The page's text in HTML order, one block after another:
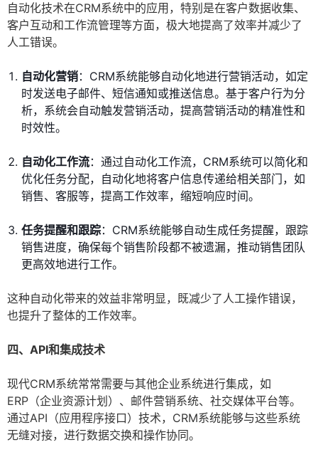
自动化技术在CRM系统中的应用，特别是在客户数据收集、
客户互动和工作流管理等方面，极大地提高了效率并减少了
人工错误。
自动化营销：CRM系统能够自动化地进行营销活动，如定
时发送电子邮件、短信通知或推送信息。基于客户行为分
析，系统会自动触发营销活动，提高营销活动的精准性和
时效性。
自动化工作流：通过自动化工作流，CRM系统可以简化和
优化任务分配，自动化地将客户信息传递给相关部门，如
销售、客服等，提高工作效率，缩短响应时间。
任务提醒和跟踪：CRM系统能够自动生成任务提醒，跟踪
销售进度，确保每个销售阶段都不被遗漏，推动销售团队
更高效地进行工作。
这种自动化带来的效益非常明显，既减少了人工操作错误，
也提升了整体的工作效率。
四、API和集成技术
现代CRM系统常常需要与其他企业系统进行集成，如
ERP（企业资源计划）、邮件营销系统、社交媒体平台等。
通过API（应用程序接口）技术，CRM系统能够与这些系统
无缝对接，进行数据交换和操作协同。